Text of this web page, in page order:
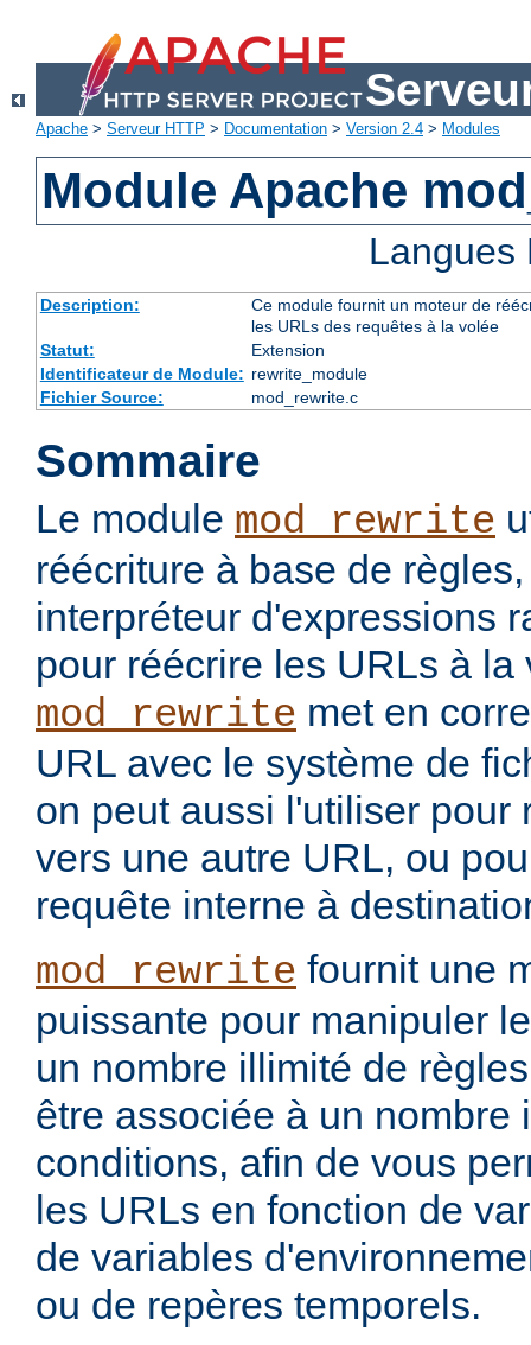
Apache > Serveur HTTP > Documentation > Version 2.4 > Modules
Module Apache
Description:
Ce module fournit un moteur de
les URLs des requêtes à la volée
Statut:
Extension
Identificateur de Module: rewrite_module
Fichier Source:
mod_rewrite.c
Sommaire
Le module mod_rewrite
réécriture à base de
interpréteur d'expressions
pour réécrire les URLs à la
mod_rewrite met en
URL avec le système de
on peut aussi l'utiliser pour
vers une autre URL, ou
requête interne à
mod_rewrite fournit une
puissante pour manipuler
un nombre illimité de
être associée à un nombre
conditions, afin de vous
les URLs en fonction de
de variables
ou de repères temporels.